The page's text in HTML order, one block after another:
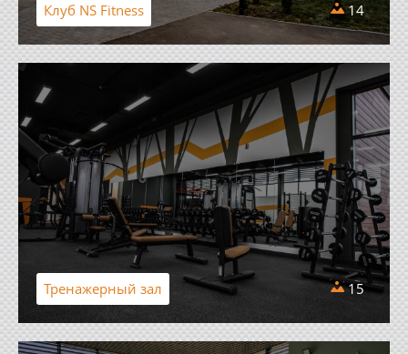
Клуб NS Fitness 14
Тренажерный зал 15